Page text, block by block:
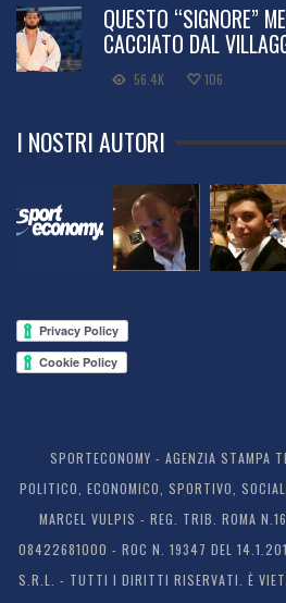
QUESTO “SIGNORE”
CACCIATO DAL
56.4K 106
I NOSTRI AUTORI
SPORTECONOMY - AGENZIA STAMPA
POLITICO, ECONOMICO, SPORTIVO,
MARCEL VULPIS - REG. TRIB. ROMA
08422681000 - ROC N. 19347 DEL
S.R.L. - TUTTI I DIRITTI RISERVATI. È